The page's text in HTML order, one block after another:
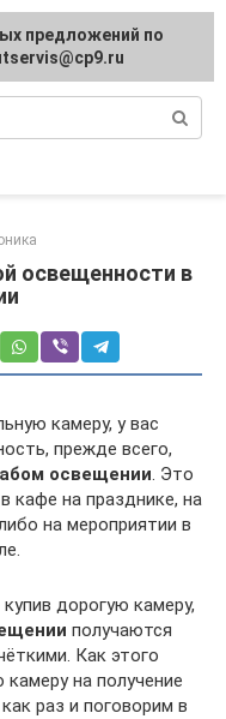
освещенности в
камеру, у вас
прежде всего,
освещении. Это
кафе на празднике, на
на мероприятии в
дорогую камеру,
получаются
Как этого
на получение
раз и поговорим в
предложений по